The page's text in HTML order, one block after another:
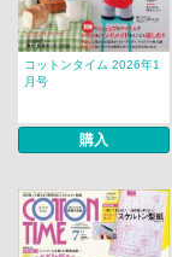
コットンタイム 2026年1
月号
購入